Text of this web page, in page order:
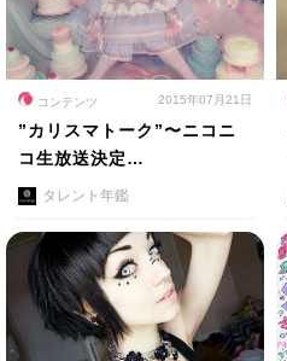
コンテンツ 2015年07月21日
”カリスマトーク”〜ニコニ
コ生放送決定…
タレント年鑑